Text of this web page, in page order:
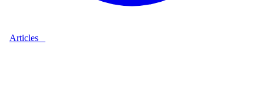
Articles